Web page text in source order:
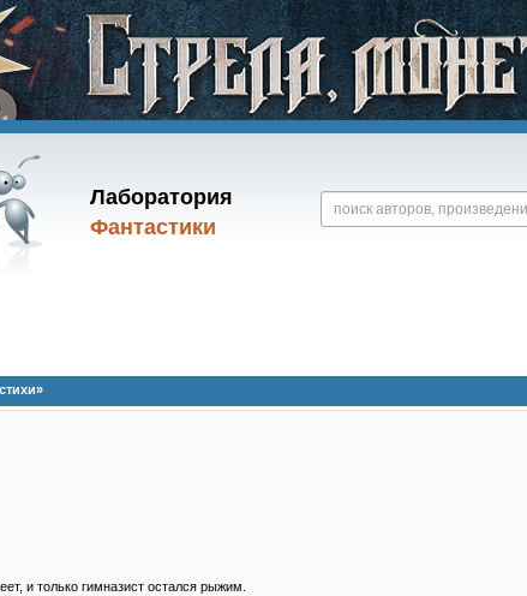
Лаборатория
Фантастики
и только гимназист остался рыжим.